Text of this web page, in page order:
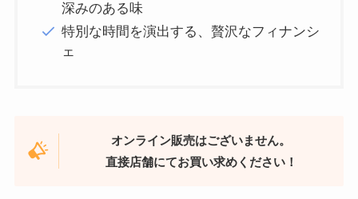
深みのある味
特別な時間を演出する、贅沢なフィナンシ
ェ
オンライン販売はございません。
直接店舗にてお買い求めください！